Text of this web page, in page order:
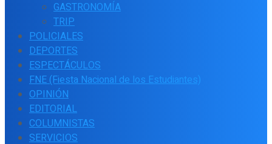
GASTRONOMÍA
TRIP
POLICIALES
DEPORTES
ESPECTÁCULOS
FNE (Fiesta Nacional de los Estudiantes)
OPINIÓN
EDITORIAL
COLUMNISTAS
SERVICIOS